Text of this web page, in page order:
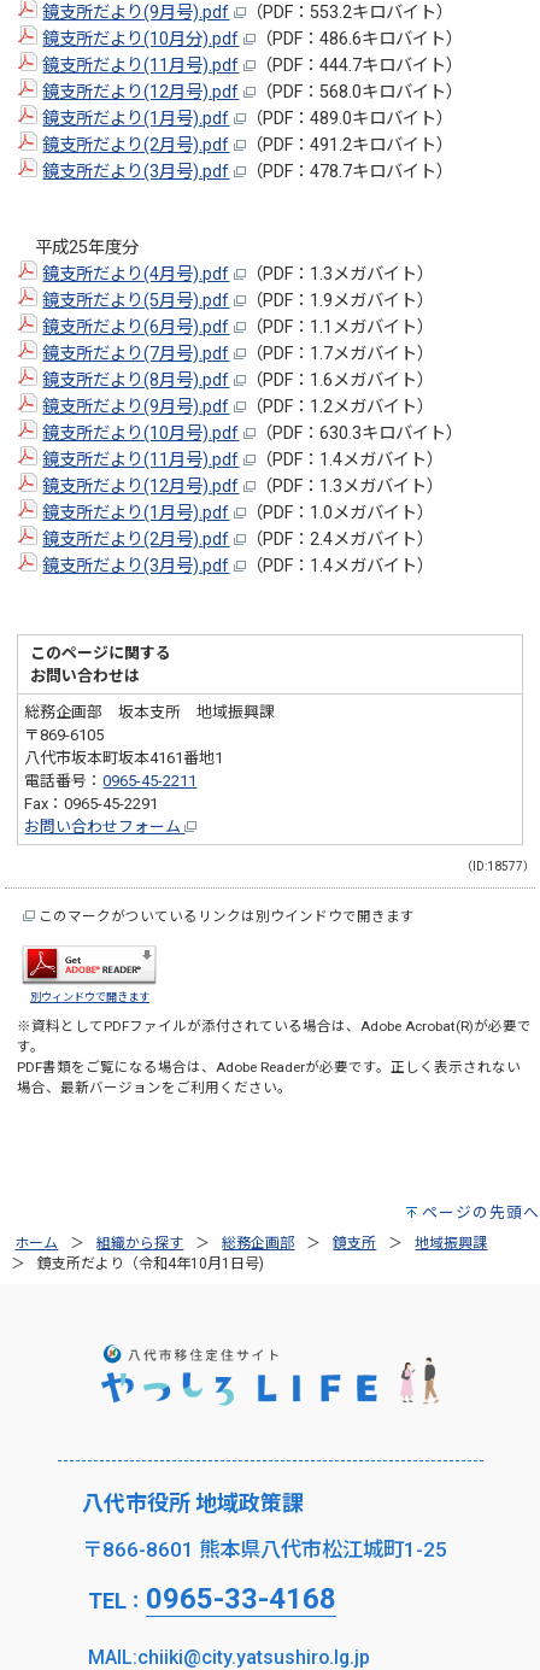
鏡支所だより(9月号).pdf
（PDF：553.2キロバイト）
鏡支所だより(10月分).pdf
（PDF：486.6キロバイト）
鏡支所だより(11月号).pdf
（PDF：444.7キロバイト）
鏡支所だより(12月号).pdf
（PDF：568.0キロバイト）
鏡支所だより(1月号).pdf
（PDF：489.0キロバイト）
鏡支所だより(2月号).pdf
（PDF：491.2キロバイト）
鏡支所だより(3月号).pdf
（PDF：478.7キロバイト）
平成25年度分
鏡支所だより(4月号).pdf
（PDF：1.3メガバイト）
鏡支所だより(5月号).pdf
（PDF：1.9メガバイト）
鏡支所だより(6月号).pdf
（PDF：1.1メガバイト）
鏡支所だより(7月号).pdf
（PDF：1.7メガバイト）
鏡支所だより(8月号).pdf
（PDF：1.6メガバイト）
鏡支所だより(9月号).pdf
（PDF：1.2メガバイト）
鏡支所だより(10月号).pdf
（PDF：630.3キロバイト）
鏡支所だより(11月号).pdf
（PDF：1.4メガバイト）
鏡支所だより(12月号).pdf
（PDF：1.3メガバイト）
鏡支所だより(1月号).pdf
（PDF：1.0メガバイト）
鏡支所だより(2月号).pdf
（PDF：2.4メガバイト）
鏡支所だより(3月号).pdf
（PDF：1.4メガバイト）
このページに関する
お問い合わせは
総務企画部 坂本支所 地域振興課
〒869-6105
八代市坂本町坂本4161番地1
電話番号：0965-45-2211
Fax：0965-45-2291
お問い合わせフォーム
（ID:18577）
このマークがついているリンクは別ウインドウで開きます
別ウィンドウで開きます
※資料としてPDFファイルが添付されている場合は、 Adobe Acrobat(R)が必要で
す。
PDF書類をご覧になる場合は、 Adobe Readerが必要です。正しく表示されない
場合、最新バージョンをご利用ください。
ページの先頭へ
ホーム 組織から探す 総務企画部 鏡支所
地域振興課
鏡支所だより（令和4年10月1日号)
八代市役所 地域政策課
〒866-8601 熊本県八代市松江城町1-25
TEL： 0965-33-4168
MAIL:chiiki@city.yatsushiro.lg.jp